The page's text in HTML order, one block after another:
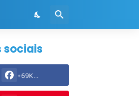
sociais
+69K
Seguidores